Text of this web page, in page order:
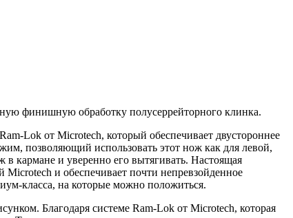
финишную обработку полусеррейторного клинка.
Lok от Microtech, который обеспечивает двустороннее
позволяющий использовать этот нож как для левой,
кармане и уверенно его вытягивать. Настоящая
и обеспечивает почти непревзойденное
класса, на которые можно положиться.
Благодаря системе Ram-Lok от Microtech, которая